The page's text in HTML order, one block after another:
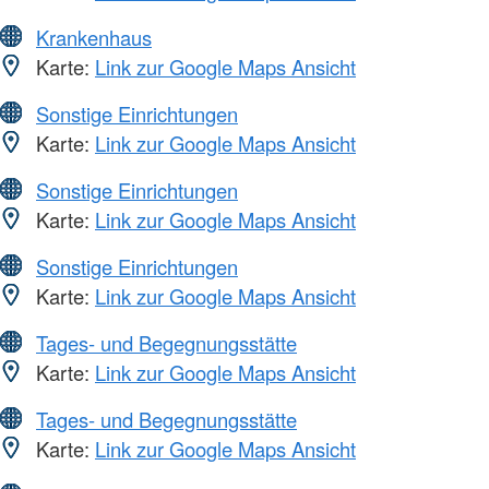
Krankenhaus
Karte: Link zur Google Maps Ansicht
Sonstige Einrichtungen
Karte: Link zur Google Maps Ansicht
Sonstige Einrichtungen
Karte: Link zur Google Maps Ansicht
Sonstige Einrichtungen
Karte: Link zur Google Maps Ansicht
Tages- und Begegnungsstätte
Karte: Link zur Google Maps Ansicht
Tages- und Begegnungsstätte
Karte: Link zur Google Maps Ansicht